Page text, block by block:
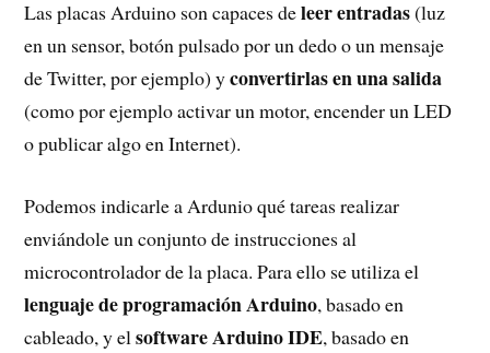
Las placas Arduino son capaces deleer entradas(luz
en un sensor, botón pulsado por un dedo o un mensaje
de Twitter, por ejemplo) yconvertirlas en una salida
(como por ejemplo activar un motor, encender un LED
o publicar algo en Internet).
Podemos indicarle a Ardunio qué tareas realizar
enviándole un conjunto de instrucciones al
microcontrolador de la placa. Para ello se utiliza el
lenguaje de programación Arduino, basado en
cableado, y elsoftware Arduino IDE, basado en